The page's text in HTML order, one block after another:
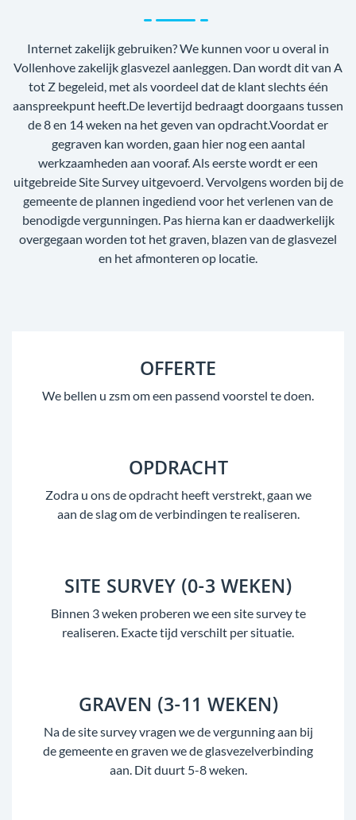
Internet zakelijk gebruiken? We kunnen voor u overal in
Vollenhove zakelijk glasvezel aanleggen. Dan wordt dit van A
tot Z begeleid, met als voordeel dat de klant slechts één
aanspreekpunt heeft.De levertijd bedraagt doorgaans tussen
de 8 en 14 weken na het geven van opdracht.Voordat er
gegraven kan worden, gaan hier nog een aantal
werkzaamheden aan vooraf. Als eerste wordt er een
uitgebreide Site Survey uitgevoerd. Vervolgens worden bij de
gemeente de plannen ingediend voor het verlenen van de
benodigde vergunningen. Pas hierna kan er daadwerkelijk
overgegaan worden tot het graven, blazen van de glasvezel
en het afmonteren op locatie.
OFFERTE
We bellen u zsm om een passend voorstel te doen.
OPDRACHT
Zodra u ons de opdracht heeft verstrekt, gaan we
aan de slag om de verbindingen te realiseren.
SITE SURVEY (0-3 WEKEN)
Binnen 3 weken proberen we een site survey te
realiseren. Exacte tijd verschilt per situatie.
GRAVEN (3-11 WEKEN)
Na de site survey vragen we de vergunning aan bij
de gemeente en graven we de glasvezelverbinding
aan. Dit duurt 5-8 weken.